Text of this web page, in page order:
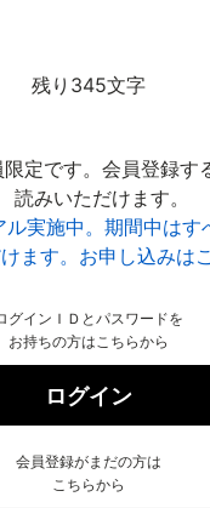
残り345文字
定です。会員登録す
読みいただけます。
実施中。期間中はす
ます。お申し込みは
グインＩＤとパスワードを
お持ちの方はこちらから
ログイン
会員登録がまだの方は
こちらから